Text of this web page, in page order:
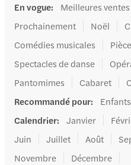
En vogue: Meilleures ventes
Prochainement
Noël
Comédies musicales
Spectacles de danse
Pantomimes
Cabaret
Recommandé pour: Enfants
Calendrier: Janvier
Juin
Juillet Août
Novembre
Décembre